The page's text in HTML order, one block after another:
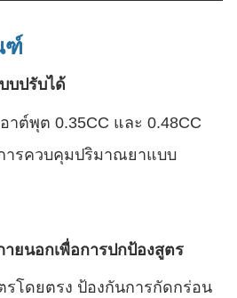
ฑ์
บปรับได้
าต์พุต 0.35CC และ 0.48CC
ารควบคุมปริมาณยาแบบ
ยนอกเพื่อการปกป้องสูตร
รโดยตรง ป้องกันการกัดกร่อน